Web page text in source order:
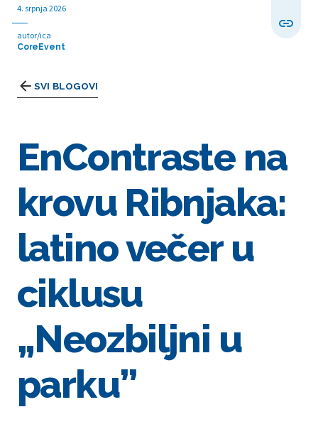
SVI BLOGOVI
4. srpnja 2026
autor/ica
CoreEvent
EnContraste na
krovu Ribnjaka:
latino večer u
ciklusu
„Neozbiljni u
parku”